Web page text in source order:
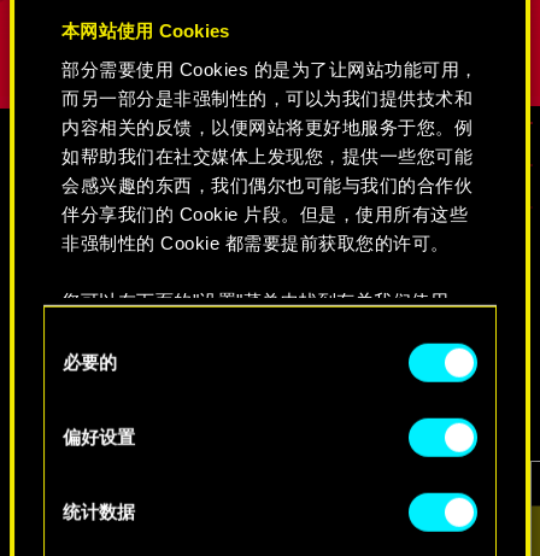
本网站使用 Cookies
部分需要使用 Cookies 的是为了让网站功能可用，
而另一部分是非强制性的，可以为我们提供技术和
内容相关的反馈，以便网站将更好地服务于您。例
如帮助我们在社交媒体上发现您，提供一些您可能
会感兴趣的东西，我们偶尔也可能与我们的合作伙
伴分享我们的 Cookie 片段。但是，使用所有这些
非强制性的 Cookie 都需要提前获取您的许可。
您可以在下面的"设置"菜单中找到有关我们使用
好。一旦您了解了其中的内容并准备好继续，请点
必要的
偏好设置
统计数据
媒体
《赛博朋克2077》
原画集